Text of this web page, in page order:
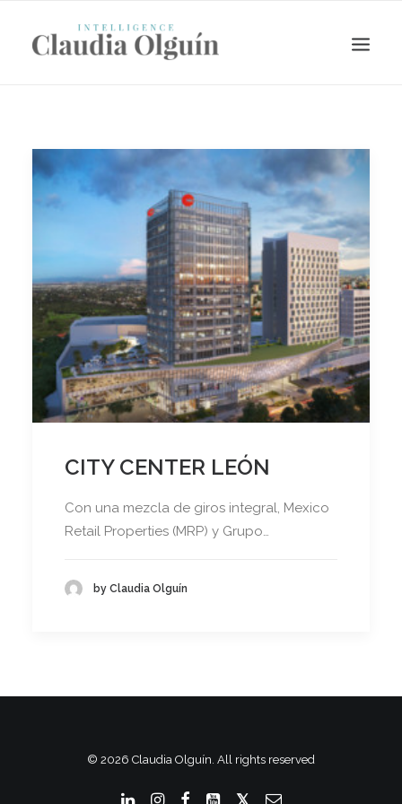
Search
CITY CENTER LEÓN
Con una mezcla de giros integral, Mexico
Retail Properties (MRP) y Grupo…
by Claudia Olguín
© 2026 Claudia Olguín. All rights reserved